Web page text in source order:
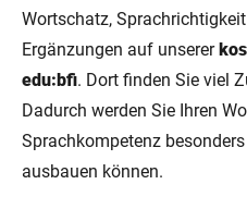
Wortschatz,
Ergänzungen auf unserer
edu:bfi. Dort finden Sie viel
Dadurch werden Sie Ihren
Sprachkompetenz
ausbauen können.